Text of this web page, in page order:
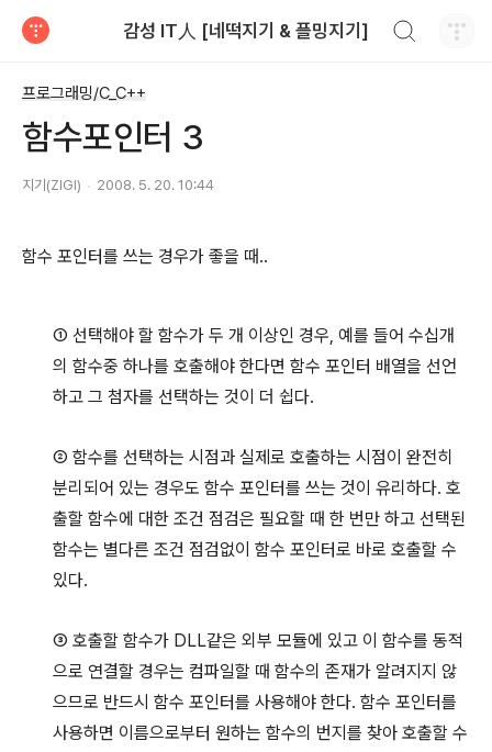
감성 IT人 [네떡지기 & 플밍지기]
프로그래밍/C_C++
함수포인터 3
지기(ZIGI) 2008. 5. 20. 10:44
함수 포인터를 쓰는 경우가 좋을 때..
①선택해야 할 함수가 두 개 이상인 경우, 예를 들어 수십개
의 함수중 하나를 호출해야 한다면 함수 포인터 배열을 선언
하고 그 첨자를 선택하는 것이 더 쉽다.
②함수를 선택하는 시점과 실제로 호출하는 시점이 완전히
분리되어 있는 경우도 함수 포인터를 쓰는 것이 유리하다. 호
출할 함수에 대한 조건 점검은 필요할 때 한 번만 하고 선택된
함수는 별다른 조건 점검없이 함수 포인터로 바로 호출할 수
있다.
③호출할 함수가 DLL같은 외부 모듈에 있고 이 함수를 동적
으로 연결할 경우는 컴파일할 때 함수의 존재가 알려지지 않
으므로 반드시 함수 포인터를 사용해야 한다. 함수 포인터를
사용하면 이름으로부터 원하는 함수의 번지를 찾아 호출할 수